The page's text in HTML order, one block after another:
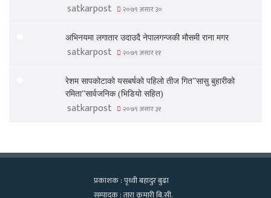
satkarpost २०७९ असार ३०
अभिनयमा लगातार उदाउदै नेपालगन्जकी मौसमी राना मगर
satkarpost २०७९ असार ११
रेशम सापकोटाको यसबर्षको पहिलो तीज गित”सासु बुहारीको
रमिता”सार्वजनिक (भिडियो सहित)
satkarpost २०७९ असार ३१
प्रकाशक : पृथ्वी बहादुर बुढा
सम्पादक : तारा कुमारी बि.सी.